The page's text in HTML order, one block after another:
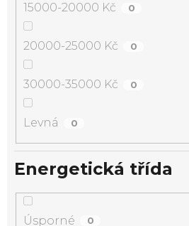
15000-20000 Kč 0
20000-25000 Kč 0
30000-35000 Kč 0
Levná 0
Energetická třída
Úsporné 0